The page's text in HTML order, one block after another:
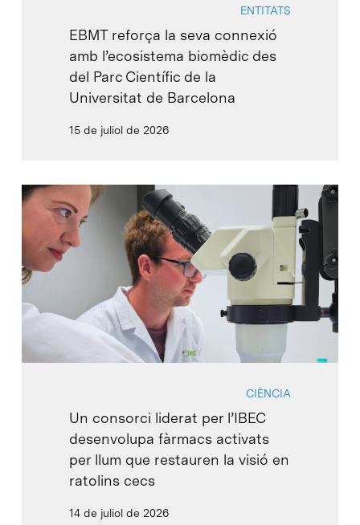
ENTITATS
EBMT reforça la seva connexió
amb l’ecosistema biomèdic des
del Parc Científic de la
Universitat de Barcelona
15 de juliol de 2026
CIÈNCIA
Un consorci liderat per l’IBEC
desenvolupa fàrmacs activats
per llum que restauren la visió en
ratolins cecs
14 de juliol de 2026